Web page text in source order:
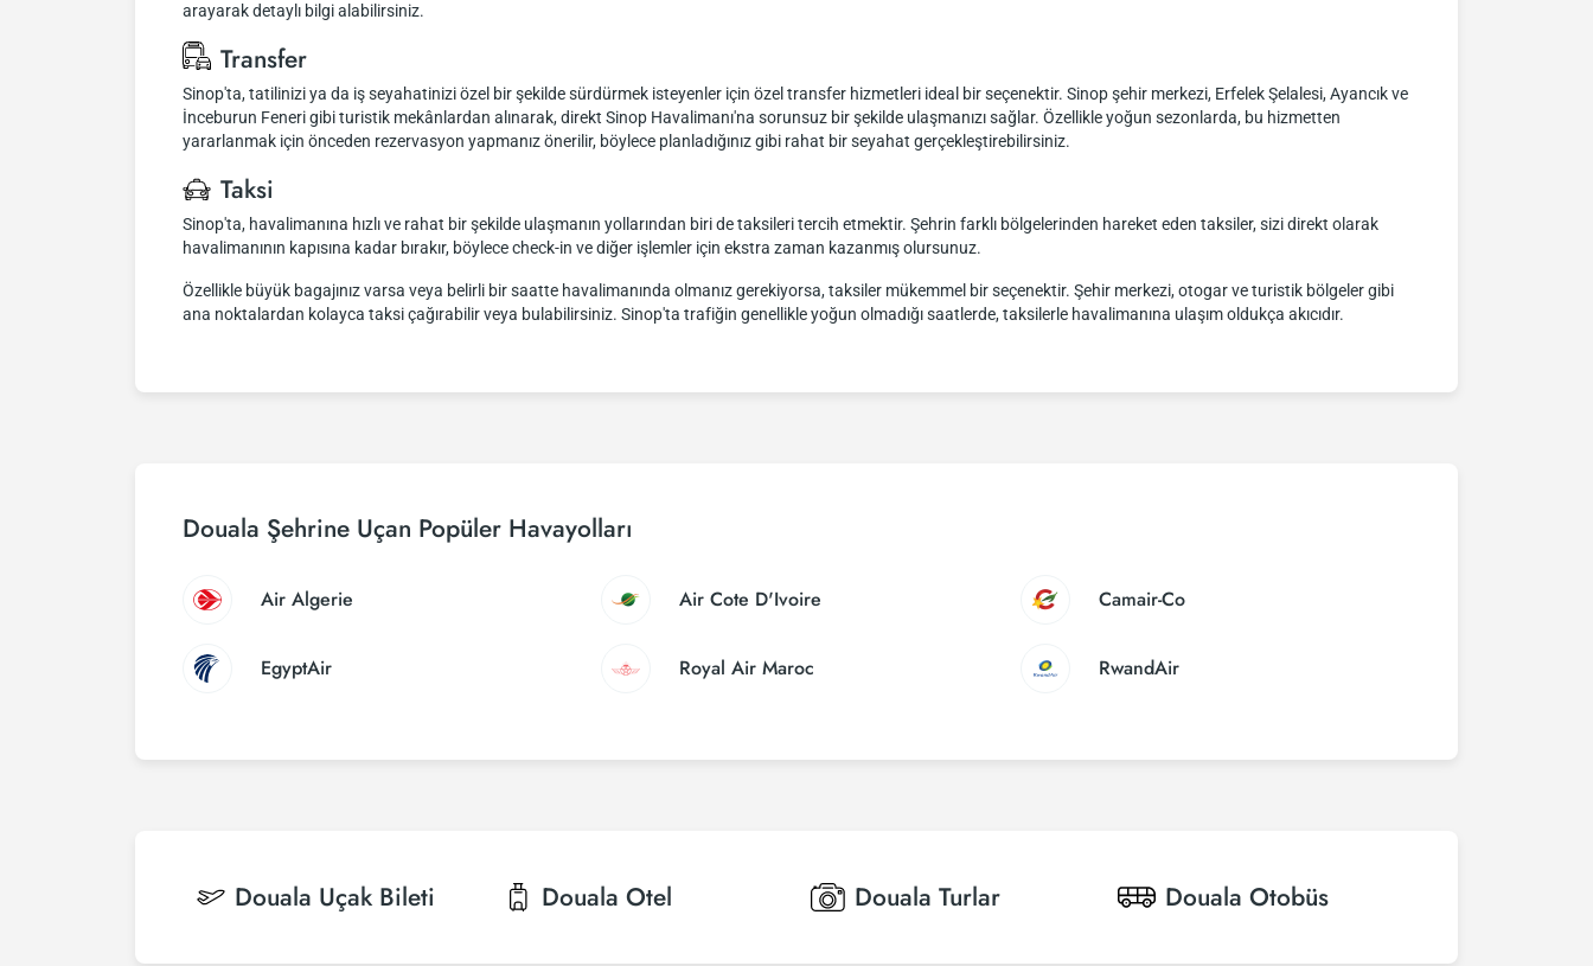
arayarak detaylı bilgi alabilirsiniz.
Transfer
Sinop'ta, tatilinizi ya da iş seyahatinizi özel bir şekilde sürdürmek isteyenler için özel transfer hizmetleri ideal bir seçenektir. Sinop şehir merkezi, Erfelek Şelalesi, Ayancık ve
İnceburun Feneri gibi turistik mekânlardan alınarak, direkt Sinop Havalimanı'na sorunsuz bir şekilde ulaşmanızı sağlar. Özellikle yoğun sezonlarda, bu hizmetten
yararlanmak için önceden rezervasyon yapmanız önerilir, böylece planladığınız gibi rahat bir seyahat gerçekleştirebilirsiniz.
Taksi
Sinop'ta, havalimanına hızlı ve rahat bir şekilde ulaşmanın yollarından biri de taksileri tercih etmektir. Şehrin farklı bölgelerinden hareket eden taksiler, sizi direkt olarak
havalimanının kapısına kadar bırakır, böylece check-in ve diğer işlemler için ekstra zaman kazanmış olursunuz.
Özellikle büyük bagajınız varsa veya belirli bir saatte havalimanında olmanız gerekiyorsa, taksiler mükemmel bir seçenektir. Şehir merkezi, otogar ve turistik bölgeler gibi
ana noktalardan kolayca taksi çağırabilir veya bulabilirsiniz. Sinop'ta trafiğin genellikle yoğun olmadığı saatlerde, taksilerle havalimanına ulaşım oldukça akıcıdır.
Douala Şehrine Uçan Popüler Havayolları
Air Algerie Air Cote D'Ivoire Camair-Co
EgyptAir Royal Air Maroc RwandAir
Douala Uçak Bileti Douala Otel Douala Turlar Douala Otobüs